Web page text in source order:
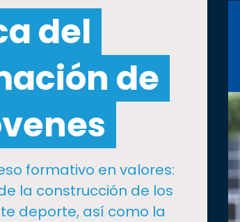
del
de
formativo en valores:
la construcción de los
deporte, así como la